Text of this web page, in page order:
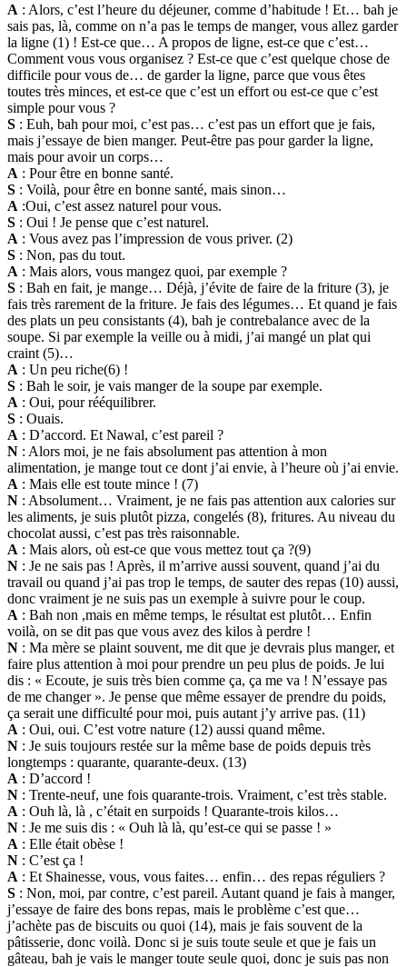
A : Alors, c’est l’heure du déjeuner, comme d’habitude ! Et… bah je
sais pas, là, comme on n’a pas le temps de manger, vous allez garder
la ligne (1) ! Est-ce que… A propos de ligne, est-ce que c’est…
Comment vous vous organisez ? Est-ce que c’est quelque chose de
difficile pour vous de… de garder la ligne, parce que vous êtes
toutes très minces, et est-ce que c’est un effort ou est-ce que c’est
simple pour vous ?
S : Euh, bah pour moi, c’est pas… c’est pas un effort que je fais,
mais j’essaye de bien manger. Peut-être pas pour garder la ligne,
mais pour avoir un corps…
A : Pour être en bonne santé.
S : Voilà, pour être en bonne santé, mais sinon…
A :Oui, c’est assez naturel pour vous.
S : Oui ! Je pense que c’est naturel.
A : Vous avez pas l’impression de vous priver. (2)
S : Non, pas du tout.
A : Mais alors, vous mangez quoi, par exemple ?
S : Bah en fait, je mange… Déjà, j’évite de faire de la friture (3), je
fais très rarement de la friture. Je fais des légumes… Et quand je fais
des plats un peu consistants (4), bah je contrebalance avec de la
soupe. Si par exemple la veille ou à midi, j’ai mangé un plat qui
craint (5)…
A : Un peu riche(6) !
S : Bah le soir, je vais manger de la soupe par exemple.
A : Oui, pour rééquilibrer.
S : Ouais.
A : D’accord. Et Nawal, c’est pareil ?
N : Alors moi, je ne fais absolument pas attention à mon
alimentation, je mange tout ce dont j’ai envie, à l’heure où j’ai envie.
A : Mais elle est toute mince ! (7)
N : Absolument… Vraiment, je ne fais pas attention aux calories sur
les aliments, je suis plutôt pizza, congelés (8), fritures. Au niveau du
chocolat aussi, c’est pas très raisonnable.
A : Mais alors, où est-ce que vous mettez tout ça ?(9)
N : Je ne sais pas ! Après, il m’arrive aussi souvent, quand j’ai du
travail ou quand j’ai pas trop le temps, de sauter des repas (10) aussi,
donc vraiment je ne suis pas un exemple à suivre pour le coup.
A : Bah non ,mais en même temps, le résultat est plutôt… Enfin
voilà, on se dit pas que vous avez des kilos à perdre !
N : Ma mère se plaint souvent, me dit que je devrais plus manger, et
faire plus attention à moi pour prendre un peu plus de poids. Je lui
dis : « Ecoute, je suis très bien comme ça, ça me va ! N’essaye pas
de me changer ». Je pense que même essayer de prendre du poids,
ça serait une difficulté pour moi, puis autant j’y arrive pas. (11)
A : Oui, oui. C’est votre nature (12) aussi quand même.
N : Je suis toujours restée sur la même base de poids depuis très
longtemps : quarante, quarante-deux. (13)
A : D’accord !
N : Trente-neuf, une fois quarante-trois. Vraiment, c’est très stable.
A : Ouh là, là , c’était en surpoids ! Quarante-trois kilos…
N : Je me suis dis : « Ouh là là, qu’est-ce qui se passe ! »
A : Elle était obèse !
N : C’est ça !
A : Et Shainesse, vous, vous faites… enfin… des repas réguliers ?
S : Non, moi, par contre, c’est pareil. Autant quand je fais à manger,
j’essaye de faire des bons repas, mais le problème c’est que…
j’achète pas de biscuits ou quoi (14), mais je fais souvent de la
pâtisserie, donc voilà. Donc si je suis toute seule et que je fais un
gâteau, bah je vais le manger toute seule quoi, donc je suis pas non